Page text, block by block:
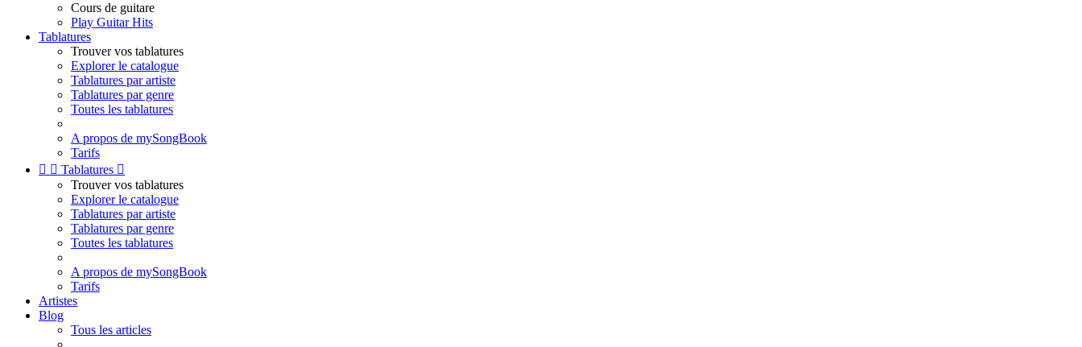
Cours de guitare
Play Guitar Hits
Tablatures
Trouver vos tablatures
Explorer le catalogue
Tablatures par artiste
Tablatures par genre
Toutes les tablatures
A propos de mySongBook
Tarifs
  Tablatures 
Trouver vos tablatures
Explorer le catalogue
Tablatures par artiste
Tablatures par genre
Toutes les tablatures
A propos de mySongBook
Tarifs
Artistes
Blog
Tous les articles